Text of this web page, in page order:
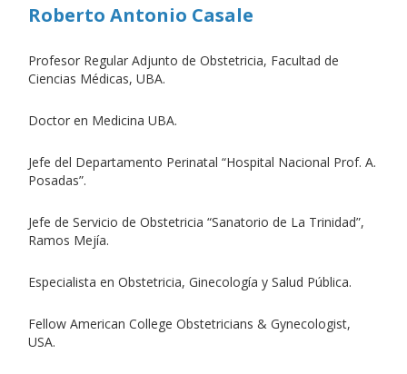
Roberto Antonio Casale
Profesor Regular Adjunto de Obstetricia, Facultad de
Ciencias Médicas, UBA.
Doctor en Medicina UBA.
Jefe del Departamento Perinatal “Hospital Nacional Prof. A.
Posadas”.
Jefe de Servicio de Obstetricia “Sanatorio de La Trinidad”,
Ramos Mejía.
Especialista en Obstetricia, Ginecología y Salud Pública.
Fellow American College Obstetricians & Gynecologist,
USA.